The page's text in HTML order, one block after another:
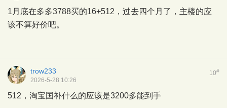
1月底在多多3788买的16+512，过去四个月了，主楼的应
该不算好价吧。
10#
trow233
2026-5-28 10:26
512，淘宝国补什么的应该是3200多能到手